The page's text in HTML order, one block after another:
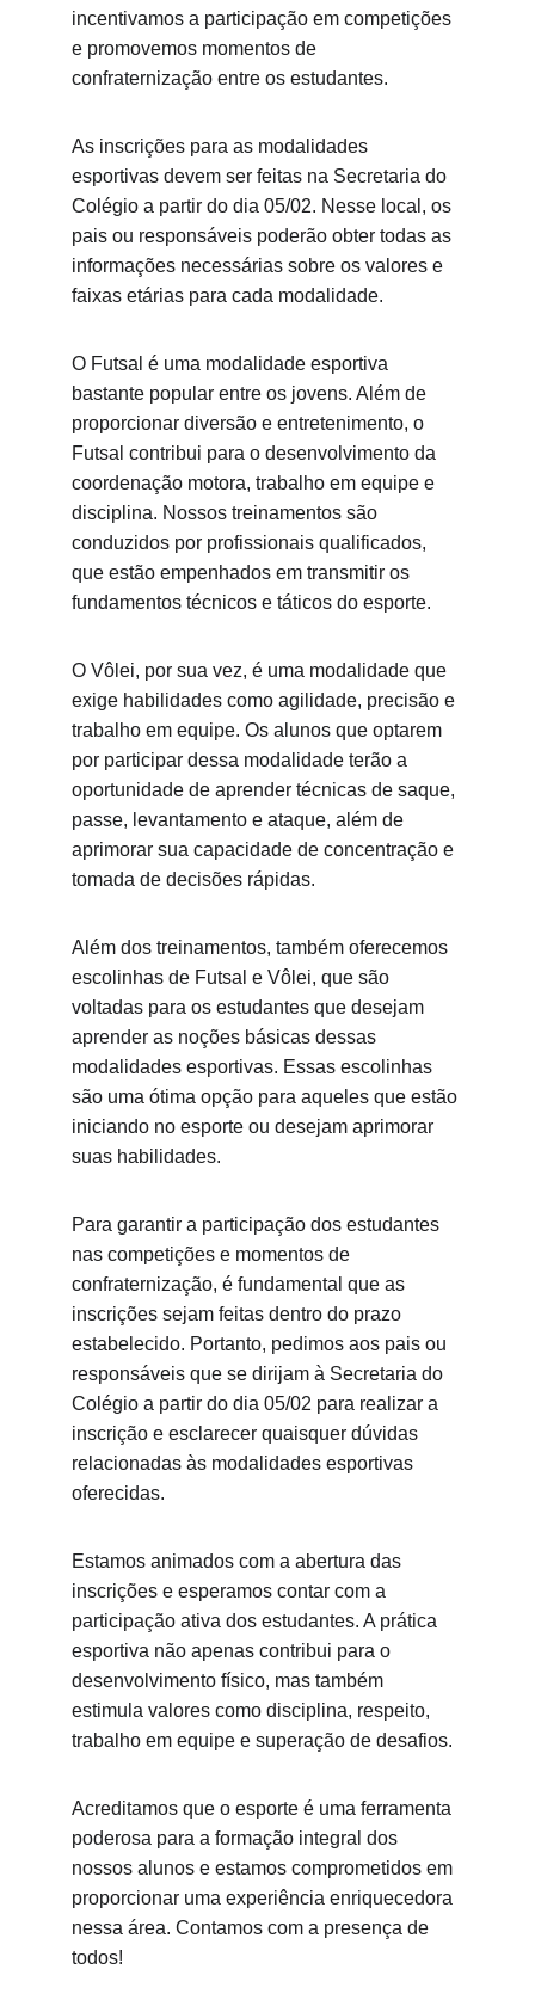
incentivamos a participação em competições
e promovemos momentos de
confraternização entre os estudantes.
As inscrições para as modalidades
esportivas devem ser feitas na Secretaria do
Colégio a partir do dia 05/02. Nesse local, os
pais ou responsáveis poderão obter todas as
informações necessárias sobre os valores e
faixas etárias para cada modalidade.
O Futsal é uma modalidade esportiva
bastante popular entre os jovens. Além de
proporcionar diversão e entretenimento, o
Futsal contribui para o desenvolvimento da
coordenação motora, trabalho em equipe e
disciplina. Nossos treinamentos são
conduzidos por profissionais qualificados,
que estão empenhados em transmitir os
fundamentos técnicos e táticos do esporte.
O Vôlei, por sua vez, é uma modalidade que
exige habilidades como agilidade, precisão e
trabalho em equipe. Os alunos que optarem
por participar dessa modalidade terão a
oportunidade de aprender técnicas de saque,
passe, levantamento e ataque, além de
aprimorar sua capacidade de concentração e
tomada de decisões rápidas.
Além dos treinamentos, também oferecemos
escolinhas de Futsal e Vôlei, que são
voltadas para os estudantes que desejam
aprender as noções básicas dessas
modalidades esportivas. Essas escolinhas
são uma ótima opção para aqueles que estão
iniciando no esporte ou desejam aprimorar
suas habilidades.
Para garantir a participação dos estudantes
nas competições e momentos de
confraternização, é fundamental que as
inscrições sejam feitas dentro do prazo
estabelecido. Portanto, pedimos aos pais ou
responsáveis que se dirijam à Secretaria do
Colégio a partir do dia 05/02 para realizar a
inscrição e esclarecer quaisquer dúvidas
relacionadas às modalidades esportivas
oferecidas.
Estamos animados com a abertura das
inscrições e esperamos contar com a
participação ativa dos estudantes. A prática
esportiva não apenas contribui para o
desenvolvimento físico, mas também
estimula valores como disciplina, respeito,
trabalho em equipe e superação de desafios.
Acreditamos que o esporte é uma ferramenta
poderosa para a formação integral dos
nossos alunos e estamos comprometidos em
proporcionar uma experiência enriquecedora
nessa área. Contamos com a presença de
todos!